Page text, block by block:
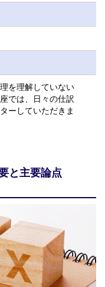
を理解していない
では、日々の仕訳
ーしていただきま
と主要論点